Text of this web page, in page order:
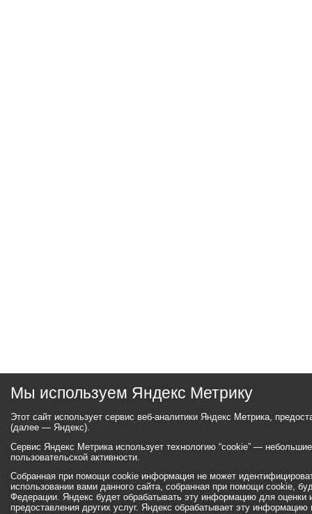
Мы используем Яндекс Метрику
Этот сайт использует сервис веб-аналитики Яндекс Метрика,
(далее — Яндекс).
Сервис Яндекс Метрика использует технологию “cookie” —
пользовательской активности.
Собранная при помощи cookie информация не может
использовании вами данного сайта, собранная при помощи cookie,
Федерации. Яндекс будет обрабатывать эту информацию для оценки
предоставления других услуг. Яндекс обрабатывает эту